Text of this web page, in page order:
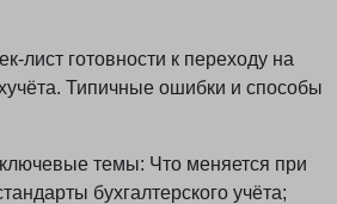
лист готовности к переходу на
Типичные ошибки и способы
темы: Что меняется при
бухгалтерского учёта;